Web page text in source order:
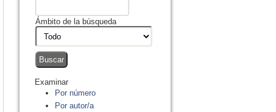
Ámbito de la búsqueda
Examinar
Por número
Por autor/a